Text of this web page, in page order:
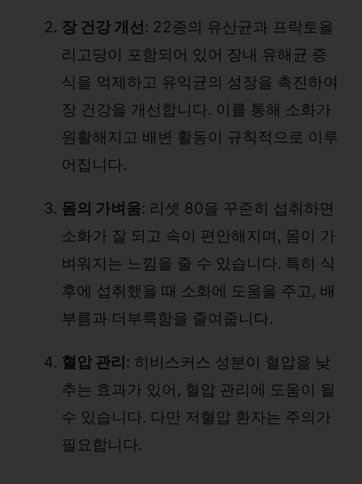
장 건강 개선: 22종의 유산균과 프락토올
리고당이 포함되어 있어 장내 유해균 증
식을 억제하고 유익균의 성장을 촉진하여
장 건강을 개선합니다. 이를 통해 소화가
원활해지고 배변 활동이 규칙적으로 이루
어집니다.
몸의 가벼움: 리셋 80을 꾸준히 섭취하면
소화가 잘 되고 속이 편안해지며, 몸이 가
벼워지는 느낌을 줄 수 있습니다. 특히 식
후에 섭취했을 때 소화에 도움을 주고, 배
부름과 더부룩함을 줄여줍니다.
혈압 관리 : 히비스커스 성분이 혈압을 낮
추는 효과가 있어, 혈압 관리에 도움이 될
수 있습니다. 다만 저혈압 환자는 주의가
필요합니다.